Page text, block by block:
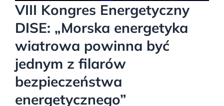
VIII Kongres Energetyczny
DISE: „Morska energetyka
wiatrowa powinna być
jednym z filarów
bezpieczeństwa
energetycznego”